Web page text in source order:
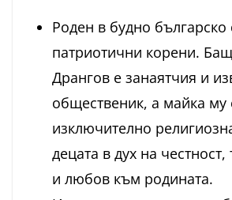
Роден в будно българско
патриотични корени.
Дрангов е занаятчия и
общественик, а майка му
изключително
децата в дух на
и любов към родината.